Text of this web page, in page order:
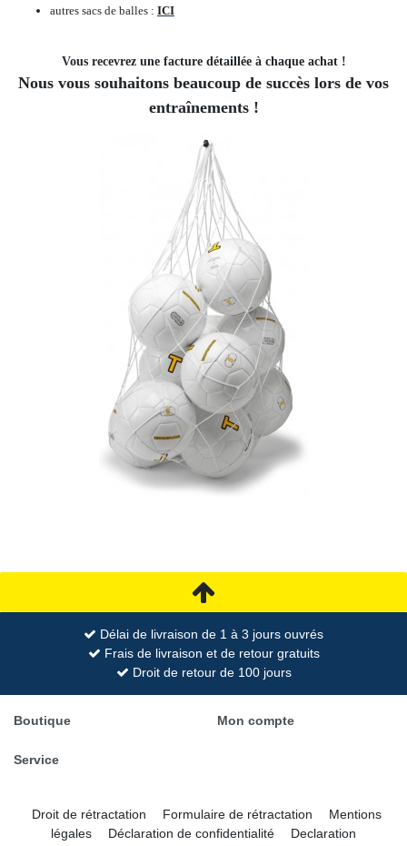
autres sacs de balles : ICI
Vous recevrez une facture détaillée à chaque achat !
Nous vous souhaitons beaucoup de succès lors de vos
entraînements !
Délai de livraison de 1 à 3 jours ouvrés
Frais de livraison et de retour gratuits
Droit de retour de 100 jours
Boutique Mon compte
Service
Droit de rétractation Formulaire de rétractation
Mentions
légales
Déclaration de confidentialité
Declaration